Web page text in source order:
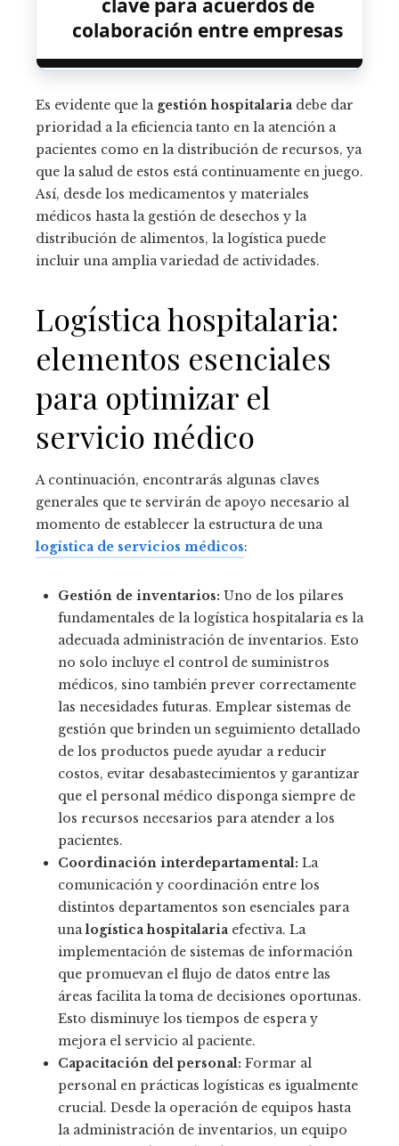
clave para acuerdos de
colaboración entre empresas
Es evidente que la gestión hospitalaria debe dar
prioridad a la eficiencia tanto en la atención a
pacientes como en la distribución de recursos, ya
que la salud de estos está continuamente en juego.
Así, desde los medicamentos y materiales
médicos hasta la gestión de desechos y la
distribución de alimentos, la logística puede
incluir una amplia variedad de actividades.
Logística hospitalaria:
elementos esenciales
para optimizar el
servicio médico
A continuación, encontrarás algunas claves
generales que te servirán de apoyo necesario al
momento de establecer la estructura de una
logística de servicios médicos:
Gestión de inventarios: Uno de los pilares
fundamentales de la logística hospitalaria es la
adecuada administración de inventarios. Esto
no solo incluye el control de suministros
médicos, sino también prever correctamente
las necesidades futuras. Emplear sistemas de
gestión que brinden un seguimiento detallado
de los productos puede ayudar a reducir
costos, evitar desabastecimientos y garantizar
que el personal médico disponga siempre de
los recursos necesarios para atender a los
pacientes.
Coordinación interdepartamental: La
comunicación y coordinación entre los
distintos departamentos son esenciales para
unalogística hospitalaria efectiva. La
implementación de sistemas de información
que promuevan el flujo de datos entre las
áreas facilita la toma de decisiones oportunas.
Esto disminuye los tiempos de espera y
mejora el servicio al paciente.
Capacitación del personal: Formar al
personal en prácticas logísticas es igualmente
crucial. Desde la operación de equipos hasta
la administración de inventarios, un equipo